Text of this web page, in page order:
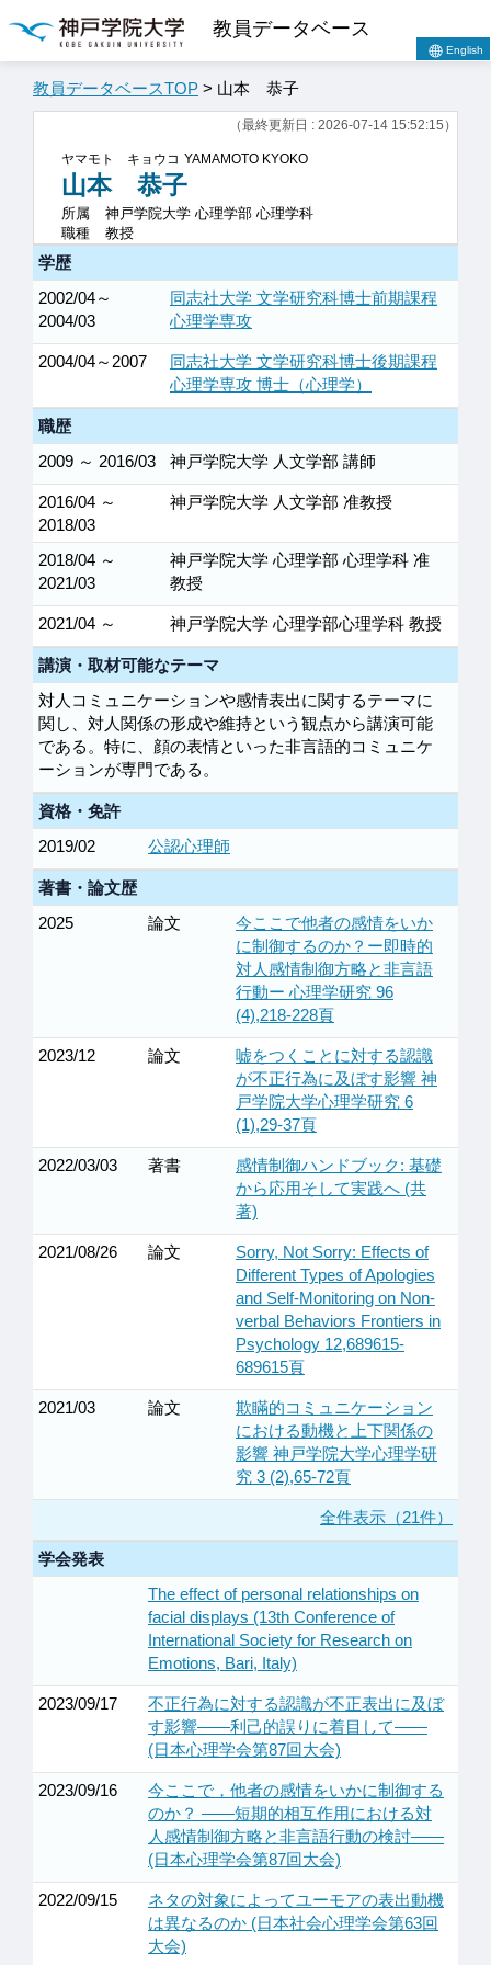
教員データベース
English
教員データベースTOP > 山本 恭子
（最終更新日 : 2026-07-14 15:52:15）
ヤマモト キョウコ YAMAMOTO KYOKO
山本 恭子
所属
神戸学院大学 心理学部 心理学科
職種
教授
学歴
2002/04～
2004/03
同志社大学 文学研究科博士前期課程
心理学専攻
2004/04～2007
同志社大学 文学研究科博士後期課程
心理学専攻 博士（心理学）
職歴
2009 ～ 2016/03
神戸学院大学 人文学部 講師
2016/04 ～
2018/03
神戸学院大学 人文学部 准教授
2018/04 ～
2021/03
神戸学院大学 心理学部 心理学科 准
教授
2021/04 ～ 神戸学院大学 心理学部心理学科 教授
講演・取材可能なテーマ
対人コミュニケーションや感情表出に関するテーマに
関し、対人関係の形成や維持という観点から講演可能
である。特に、顔の表情といった非言語的コミュニケ
ーションが専門である。
資格・免許
2019/02
公認心理師
著書・論文歴
2025
論文
今ここで他者の感情をいか
に制御するのか？ー即時的
対人感情制御方略と非言語
行動ー 心理学研究 96
(4),218-228頁
2023/12 論文
嘘をつくことに対する認識
が不正行為に及ぼす影響 神
戸学院大学心理学研究 6
(1),29-37頁
2022/03/03 著書
感情制御ハンドブック: 基礎
から応用そして実践へ (共
著)
2021/08/26 論文
Sorry, Not Sorry: Effects of
Different Types of Apologies
and Self-Monitoring on Non-
verbal Behaviors Frontiers in
Psychology 12,689615-
689615頁
2021/03 論文
欺瞞的コミュニケーション
における動機と上下関係の
影響 神戸学院大学心理学研
究 3 (2),65-72頁
全件表示（21件）
学会発表
The effect of personal relationships on
facial displays (13th Conference of
International Society for Research on
Emotions, Bari, Italy)
2023/09/17
不正行為に対する認識が不正表出に及ぼ
す影響――利己的誤りに着目して――
(日本心理学会第87回大会)
2023/09/16
今ここで，他者の感情をいかに制御する
のか？ ――短期的相互作用における対
人感情制御方略と非言語行動の検討――
(日本心理学会第87回大会)
2022/09/15
ネタの対象によってユーモアの表出動機
は異なるのか (日本社会心理学会第63回
大会)